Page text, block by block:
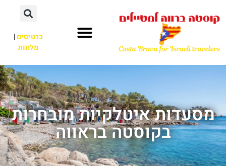
כרטיסים|
מלונות
מסעדות איטלקיות מובחרות
בקוסטה בראווה